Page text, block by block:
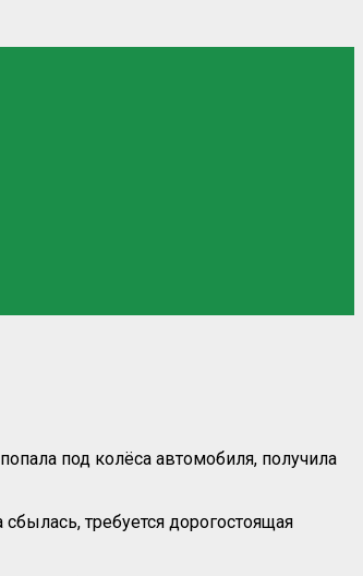
под колёса автомобиля, получила
требуется дорогостоящая